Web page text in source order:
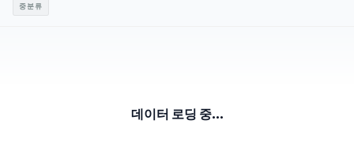
중분류
데이터 로딩 중...